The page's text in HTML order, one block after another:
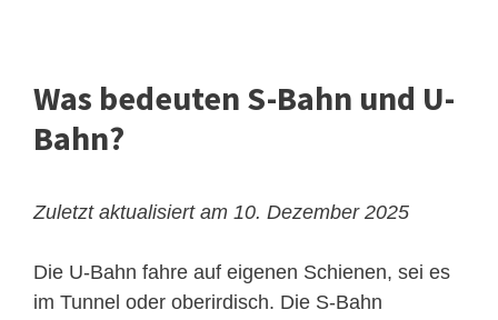
Was bedeuten S-Bahn und U-
Bahn?
Zuletzt aktualisiert am 10. Dezember 2025
Die U-Bahn fahre auf eigenen Schienen, sei es
im Tunnel oder oberirdisch. Die S-Bahn